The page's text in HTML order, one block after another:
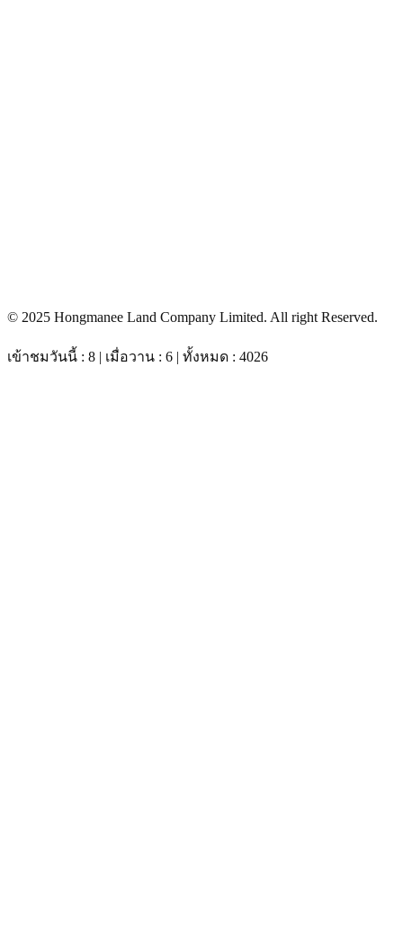
© 2025 Hongmanee Land Company Limited. All right Reserved.
เข้าชมวันนี้ : 8 | เมื่อวาน : 6 | ทั้งหมด : 4026